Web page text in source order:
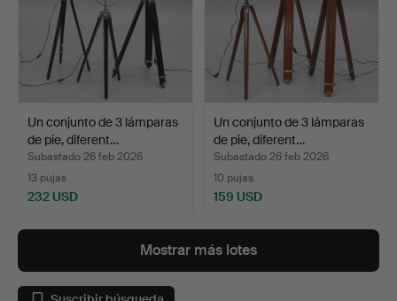
Un conjunto de 3 lámparas
de pie, diferent…
Subastado 26 feb 2026
13 pujas
232 USD
Un conjunto de 3 lámparas
de pie, diferent…
Subastado 26 feb 2026
10 pujas
159 USD
Mostrar más lotes